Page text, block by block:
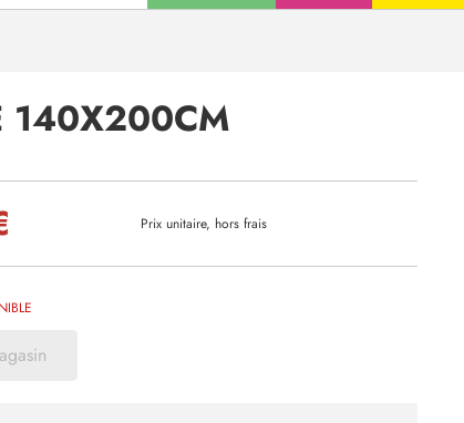
140X200CM
Prix unitaire, hors frais